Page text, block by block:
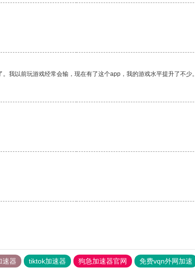
我以前玩游戏经常会输，现在有了这个app，我的游戏水平提升了不少。
速器 tiktok加速器 狗急加速器官网 免费vqn外网加速